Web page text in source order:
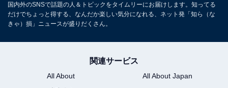
国内外のSNSで話題の人＆トピックをタイムリーにお届けします。知ってる
だけでちょっと得する、なんだか楽しい気分になれる、ネット発「知ら（な
きゃ）損」ニュースが盛りだくさん。
関連サービス
All About
All About Japan